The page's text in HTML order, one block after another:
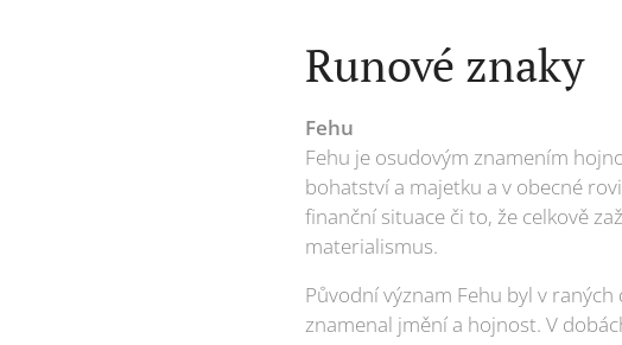
Runové znaky
Fehu
Fehu je osudovým znamením
bohatství a majetku a v obecné
finanční situace či to, že celkově
materialismus.
Původní význam Fehu byl v
znamenal jmění a hojnost. V